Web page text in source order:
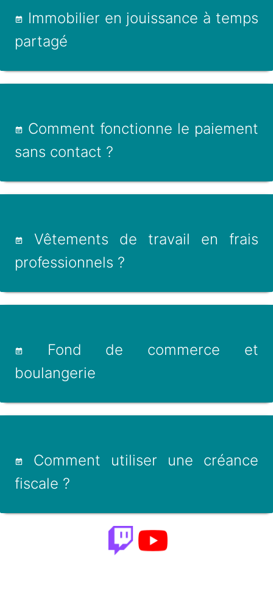
Immobilier en jouissance à temps
partagé
Comment fonctionne le paiement
sans contact ?
Vêtements de travail en frais
professionnels ?
Fond de commerce et
boulangerie
Comment utiliser une créance
fiscale ?